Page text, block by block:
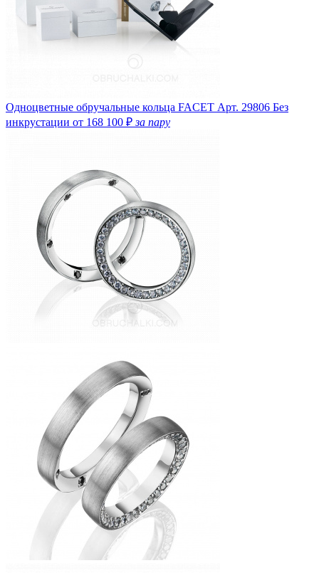
Одноцветные обручальные кольца FACET Арт. 29806 Без
инкрустации от 168 100 ₽за пару